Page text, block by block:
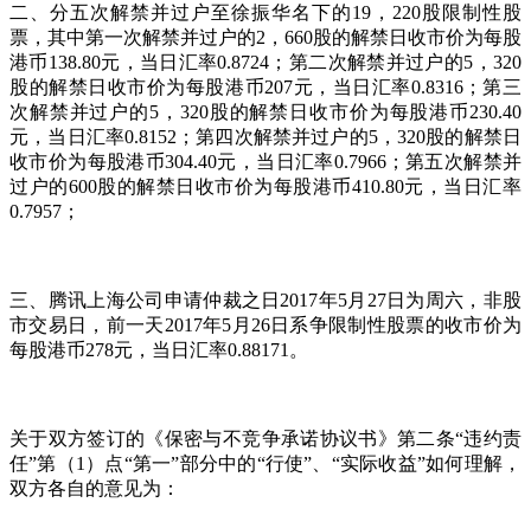
二、分五次解禁并过户至徐振华名下的19，220股限制性股
票，其中第一次解禁并过户的2，660股的解禁日收市价为每股
港币138.80元，当日汇率0.8724；第二次解禁并过户的5，320
股的解禁日收市价为每股港币207元，当日汇率0.8316；第三
次解禁并过户的5，320股的解禁日收市价为每股港币230.40
元，当日汇率0.8152；第四次解禁并过户的5，320股的解禁日
收市价为每股港币304.40元，当日汇率0.7966；第五次解禁并
过户的600股的解禁日收市价为每股港币410.80元，当日汇率
0.7957；
三、腾讯上海公司申请仲裁之日2017年5月27日为周六，非股
市交易日，前一天2017年5月26日系争限制性股票的收市价为
每股港币278元，当日汇率0.88171。
关于双方签订的《保密与不竞争承诺协议书》第二条“违约责
任”第（1）点“第一”部分中的“行使”、“实际收益”如何理解，
双方各自的意见为：